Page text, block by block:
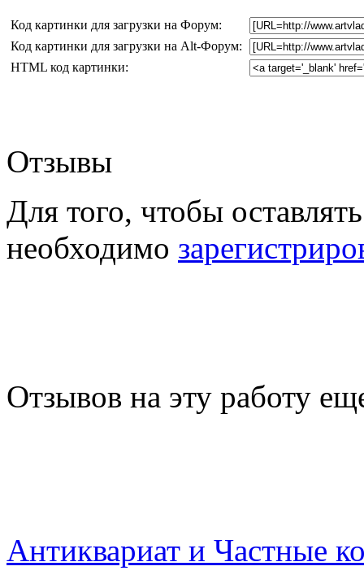
Код картинки для загрузки на Форум:
Код картинки для загрузки на Alt-Форум:
HTML код картинки:
Отзывы
Для того, чтобы
необходимо
Отзывов на эту работу
Антиквариат и Частные